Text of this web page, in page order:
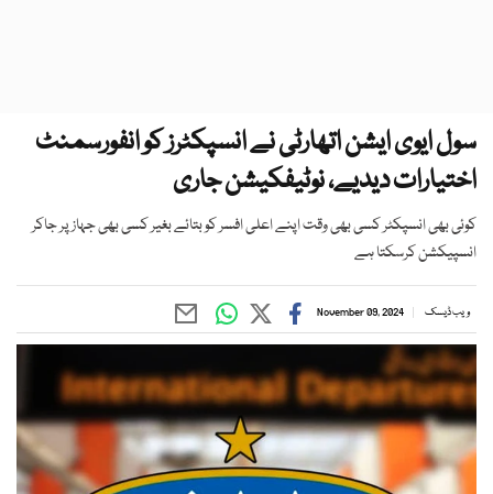
سول ایوی ایشن اتھارٹی نے انسپکٹرز کو انفورسمنٹ
اختیارات دیدیے، نوٹیفکیشن جاری
کوئی بھی انسپکٹر کسی بھی وقت اپنے اعلی افسر کو بتائے بغیر کسی بھی جہاز پر جاکر
انسپیکشن کرسکتا ہے
ویب ڈیسک November 09, 2024